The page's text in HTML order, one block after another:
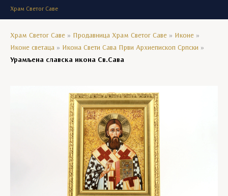
Храм Светог Саве
Храм Светог Саве » Продавница Храм Светог Саве » Иконе »
Иконе светаца » Икона Свети Сава Први Архиепископ Српски »
Урамљена славска икона Св.Сава